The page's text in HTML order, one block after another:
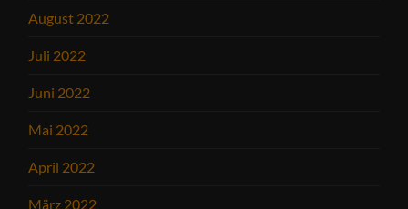
August 2022
Juli 2022
Juni 2022
Mai 2022
April 2022
März 2022